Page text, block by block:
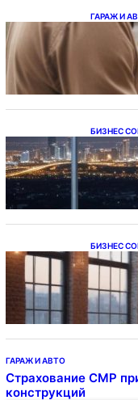
ГАРАЖ И
БИЗНЕС
LED-
БИЗНЕС
тросе
ГАРАЖ И АВТО
Страхование СМР
конструкций